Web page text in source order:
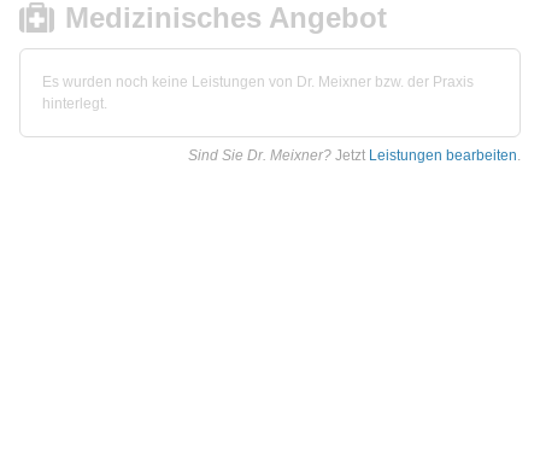
Medizinisches Angebot
Es wurden noch keine Leistungen von Dr. Meixner bzw. der Praxis
hinterlegt.
Sind Sie Dr. Meixner? Jetzt Leistungen bearbeiten.